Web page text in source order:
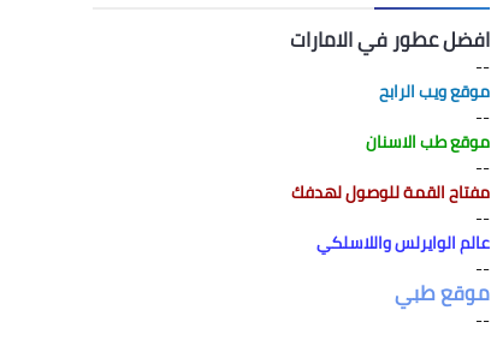
افضل عطور في الامارات
--
موقع ويب الرابح
--
موقع طب الاسنان
--
مفتاح القمة للوصول لهدفك
--
عالم الوايرلس واللاسلكي
--
موقع طبي
--